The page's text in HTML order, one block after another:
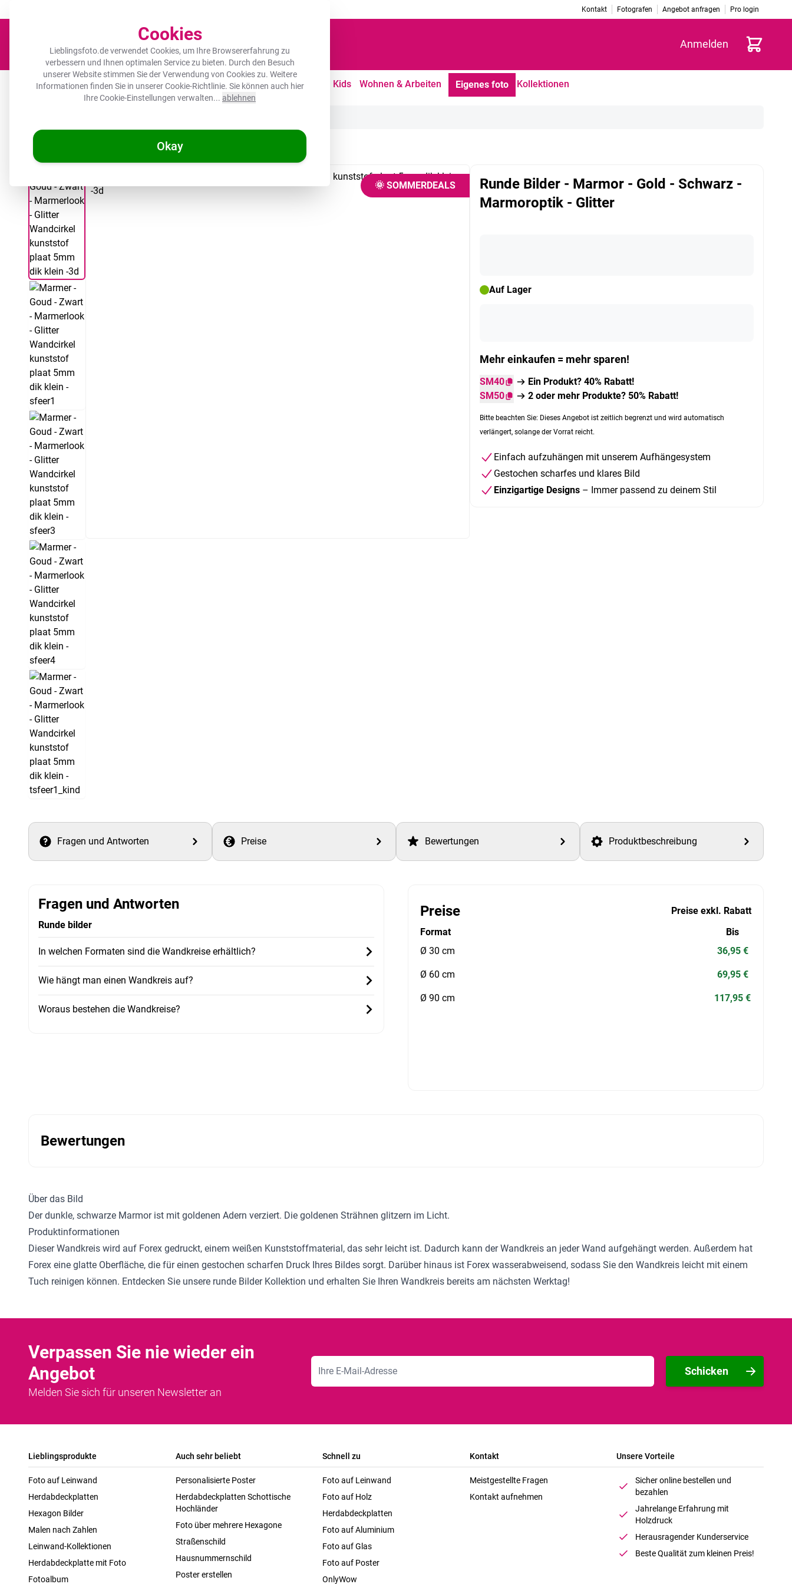
Cookies
Lieblingsfoto.de verwendet Cookies, um Ihre Browsererfahrung zu
verbessern und Ihnen optimalen Service zu bieten. Durch den Besuch
unserer Website stimmen Sie der Verwendung von Cookies zu. Weitere
Informationen finden Sie in unsererCookie-Richtlinie. Sie können auch hier
Ihre Cookie-Einstellungen verwalten... ablehnen
Okay
Kontakt Fotografen Angebot anfragen Pro login
Anmelden Warenkorb
Leinwand Herdabdeckplatte Wanddeko Küche Outdoor Freizeit Kids Wohnen & Arbeiten Eigenes foto Kollektionen
Runde Bilder - Marmor - Gold - Schwarz - Marmoroptik - Glitter
🌞 SOMMERDEALS
Runde Bilder - Marmor - Gold - Schwarz -
Marmoroptik - Glitter
Auf Lager
Mehr einkaufen = mehr sparen!
SM40
Ein Produkt? 40% Rabatt!
SM50
2 oder mehr Produkte? 50% Rabatt!
Bitte beachten Sie: Dieses Angebot ist zeitlich begrenzt und wird automatisch
verlängert, solange der Vorrat reicht.
Einfach aufzuhängen mit unserem Aufhängesystem
Gestochen scharfes und klares Bild
Einzigartige Designs– Immer passend zu deinem Stil
Fragen und Antworten Preise Bewertungen Produktbeschreibung
Fragen und Antworten
Runde bilder
In welchen Formaten sind die Wandkreise erhältlich?
Wie hängt man einen Wandkreis auf?
Woraus bestehen die Wandkreise?
Preise
Preise exkl. Rabatt
Format
Ø 30 cm
Ø 60 cm
Ø 90 cm
Bis
36,95 €
69,95 €
117,95 €
Bewertungen
Über das Bild
Der dunkle, schwarze Marmor ist mit goldenen Adern verziert. Die goldenen Strähnen glitzern im Licht.
Produktinformationen
Dieser Wandkreis wird auf Forex gedruckt, einem weißen Kunststoffmaterial, das sehr leicht ist. Dadurch kann der Wandkreis an jeder Wand aufgehängt werden. Außerdem hat
Forex eine glatte Oberfläche, die für einen gestochen scharfen Druck Ihres Bildes sorgt. Darüber hinaus ist Forex wasserabweisend, sodass Sie den Wandkreis leicht mit einem
Tuch reinigen können. Entdecken Sie unsere runde Bilder Kollektion und erhalten Sie Ihren Wandkreis bereits am nächsten Werktag!
Verpassen Sie nie wieder ein
Angebot
Melden Sie sich für unseren Newsletter an
E-Mailadresse
Schicken
Lieblingsprodukte
Foto auf Leinwand
Herdabdeckplatten
Hexagon Bilder
Malen nach Zahlen
Leinwand-Kollektionen
Herdabdeckplatte mit Foto
Fotoalbum
Auch sehr beliebt
Personalisierte Poster
Herdabdeckplatten Schottische
Hochländer
Foto über mehrere Hexagone
Straßenschild
Hausnummernschild
Poster erstellen
Schnell zu
Foto auf Leinwand
Foto auf Holz
Herdabdeckplatten
Foto auf Aluminium
Foto auf Glas
Foto auf Poster
OnlyWow
Kontakt
Meistgestellte Fragen
Kontakt aufnehmen
Unsere Vorteile
Sicher online bestellen und
bezahlen
Jahrelange Erfahrung mit
Holzdruck
Herausragender Kunderservice
Beste Qualität zum kleinen Preis!